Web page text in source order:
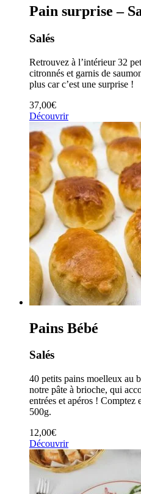
Pain surprise –
Salés
Retrouvez à l’intérieur 32
citronnés et garnis de
plus car c’est une surprise !
37,00€
Découvrir
Pains Bébé
Salés
40 petits pains moelleux au
notre pâte à brioche, qui
entrées et apéros ! Comptez
500g.
12,00€
Découvrir